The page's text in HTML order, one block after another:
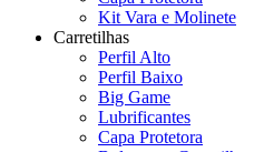
Kit Vara e Molinete
Carretilhas
Perfil Alto
Perfil Baixo
Big Game
Lubrificantes
Capa Protetora